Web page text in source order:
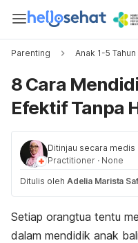
Parenting Anak 1-5 Tahun
8 Cara
Efektif Tanpa
Ditinjau secara medis
Practitioner · None
Ditulis oleh Adelia Marista
Setiap orangtua tentu
dalam mendidik anak